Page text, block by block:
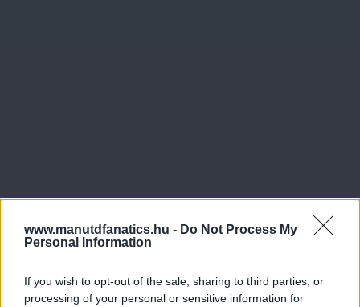
www.manutdfanatics.hu - Do Not Process My
Personal Information
If you wish to opt-out of the sale, sharing to third parties, or
processing of your personal or sensitive information for